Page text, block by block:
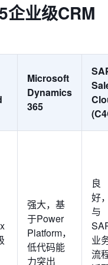
企业级CRM
Microsoft
Dynamics
365
强大，基
于Power
Platform，
低代码能
力突出
良
好
与
业
流